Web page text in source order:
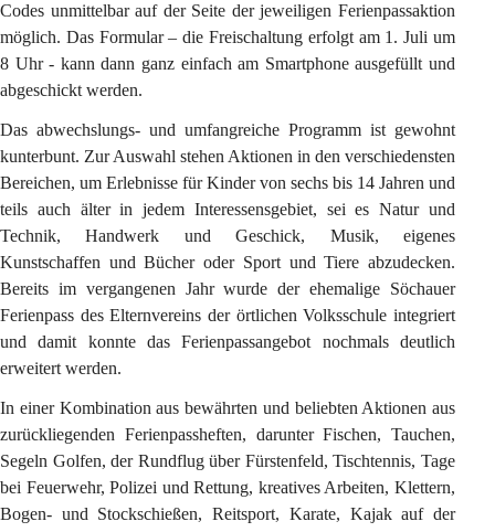
Codes unmittelbar auf der Seite der jeweiligen Ferienpassaktion
möglich. Das Formular – die Freischaltung erfolgt am 1. Juli um
8 Uhr - kann dann ganz einfach am Smartphone ausgefüllt und
abgeschickt werden.
Das abwechslungs- und umfangreiche Programm ist gewohnt
kunterbunt. Zur Auswahl stehen Aktionen in den verschiedensten
Bereichen, um Erlebnisse für Kinder von sechs bis 14 Jahren und
teils auch älter in jedem Interessensgebiet, sei es Natur und
Technik, Handwerk und Geschick, Musik, eigenes
Kunstschaffen und Bücher oder Sport und Tiere abzudecken.
Bereits im vergangenen Jahr wurde der ehemalige Söchauer
Ferienpass des Elternvereins der örtlichen Volksschule integriert
und damit konnte das Ferienpassangebot nochmals deutlich
erweitert werden.
In einer Kombination aus bewährten und beliebten Aktionen aus
zurückliegenden Ferienpassheften, darunter Fischen, Tauchen,
Segeln Golfen, der Rundflug über Fürstenfeld, Tischtennis, Tage
bei Feuerwehr, Polizei und Rettung, kreatives Arbeiten, Klettern,
Bogen- und Stockschießen, Reitsport, Karate, Kajak auf der